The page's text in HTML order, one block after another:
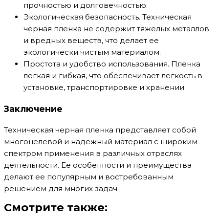
прочностью и долговечностью.
Экологическая безопасность. Техническая
черная пленка не содержит тяжелых металлов
и вредных веществ, что делает ее
экологически чистым материалом.
Простота и удобство использования. Пленка
легкая и гибкая, что обеспечивает легкость в
установке, транспортировке и хранении.
Заключение
Техническая черная пленка представляет собой
многоцелевой и надежный материал с широким
спектром применения в различных отраслях
деятельности. Ее особенности и преимущества
делают ее популярным и востребованным
решением для многих задач.
Смотрите также: